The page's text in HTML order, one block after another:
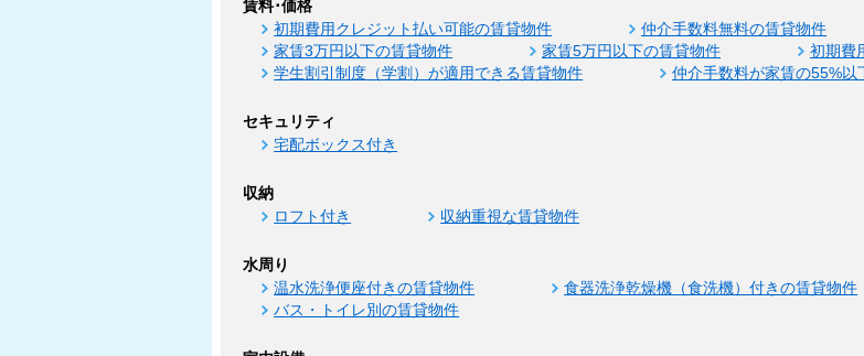
賃料･価格
初期費用クレジット払い可能の賃貸物件 仲介手数料無料の賃貸物件
家賃3万円以下の賃貸物件
家賃5万円以下の賃貸物件 初期費
学生割引制度（学割）が適用できる賃貸物件
仲介手数料が家賃の55%以
セキュリティ
宅配ボックス付き
収納
ロフト付き 収納重視な賃貸物件
水周り
温水洗浄便座付きの賃貸物件 食器洗浄乾燥機（食洗機）付きの賃貸物件
バス・トイレ別の賃貸物件